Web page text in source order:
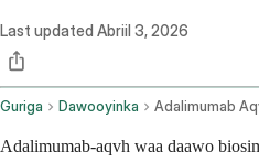
Last updated Abriil 3, 2026
Guriga Dawooyinka
Adalimumab-aqvh waa daawo